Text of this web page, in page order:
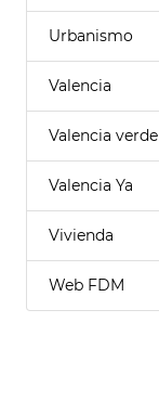
Urbanismo
Valencia
Valencia verde
Valencia Ya
Vivienda
Web FDM